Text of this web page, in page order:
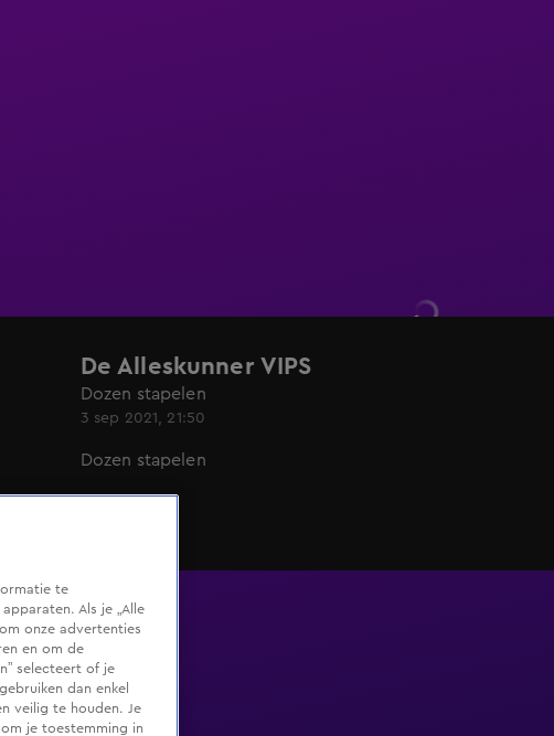
De Alleskunner VIPS
Dozen stapelen
3 sep 2021, 21:50
Dozen stapelen
te
Als je „Alle
onze advertenties
en om de
selecteert of je
dan enkel
veilig te houden. Je
je toestemming in